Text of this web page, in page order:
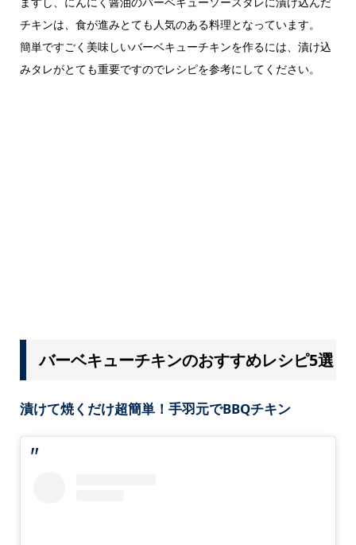
チキンは、食が進みとても人気のある料理となっています。
簡単ですごく美味しいバーベキューチキンを作るには、漬け込
みタレがとても重要ですのでレシピを参考にしてください。
バーベキューチキンのおすすめレシピ5選
漬けて焼くだけ超簡単！手羽元でBBQチキン